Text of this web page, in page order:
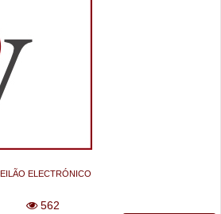
ELECTRÓNICO
562